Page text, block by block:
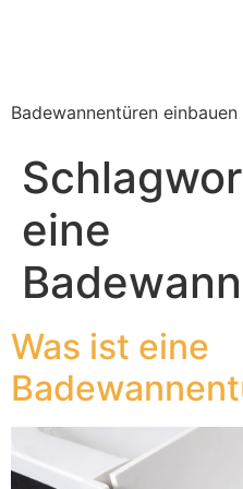
Badewannentüren einbauen
eine
Was ist eine